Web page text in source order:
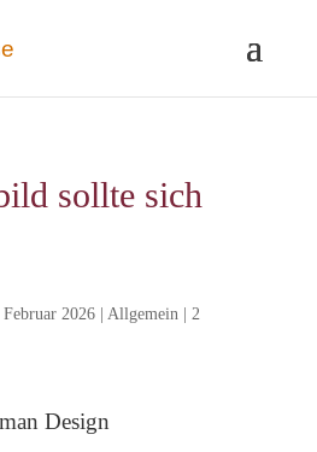
sollte sich
2026| Allgemein| 2